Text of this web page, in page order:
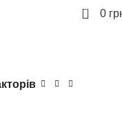
0 0